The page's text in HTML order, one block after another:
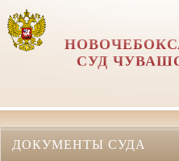
СУД
ДОКУМЕНТЫ СУДА